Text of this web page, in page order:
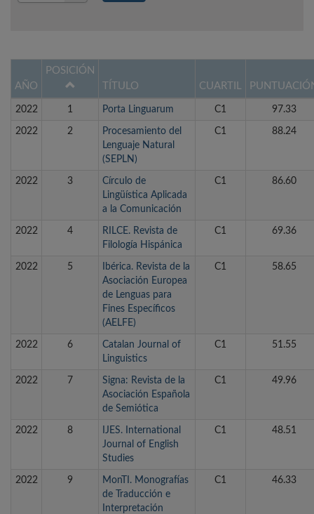
AÑO
POSICIÓN
TÍTULO
CUARTIL
2022 1 Porta Linguarum C1 97.33
2022 2
Procesamiento del
Lenguaje Natural
(SEPLN)
C1 88.24
2022 3
Círculo de
Lingüística Aplicada
a la Comunicación
C1 86.60
2022 4
RILCE. Revista de
Filología Hispánica
C1 69.36
2022 5
Ibérica. Revista de la
Asociación Europea
de Lenguas para
Fines Específicos
(AELFE)
C1 58.65
2022 6
Catalan Journal of
Linguistics
C1 51.55
2022 7
Signa: Revista de la
Asociación Española
de Semiótica
C1 49.96
2022 8
IJES. International
Journal of English
Studies
C1 48.51
2022 9
MonTI. Monografías
de Traducción e
Interpretación
C1 46.33